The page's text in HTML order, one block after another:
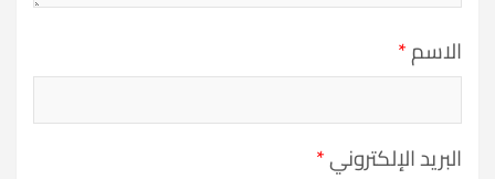
الاسم*
البريد الإلكتروني*